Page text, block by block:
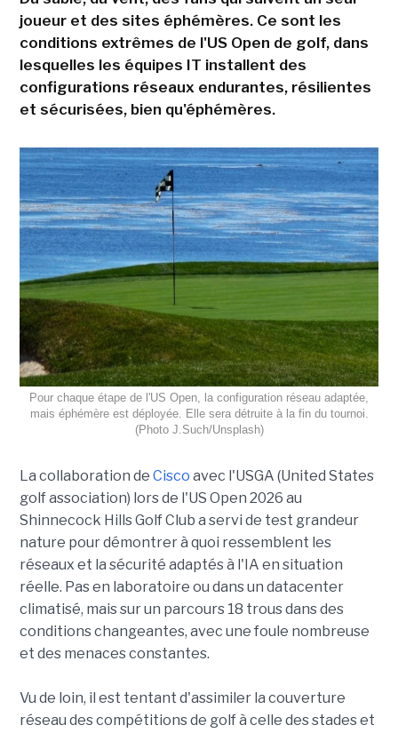
joueur et des sites éphémères. Ce sont les
conditions extrêmes de l'US Open de golf, dans
lesquelles les équipes IT installent des
configurations réseaux endurantes, résilientes
et sécurisées, bien qu'éphémères.
Pour chaque étape de l'US Open, la configuration réseau adaptée,
mais éphémère est déployée. Elle sera détruite à la fin du tournoi.
(Photo J.Such/Unsplash)
La collaboration de Cisco avec l'USGA (United States
golf association) lors de l'US Open 2026 au
Shinnecock Hills Golf Club a servi de test grandeur
nature pour démontrer à quoi ressemblent les
réseaux et la sécurité adaptés à l'IA en situation
réelle. Pas en laboratoire ou dans un datacenter
climatisé, mais sur un parcours 18 trous dans des
conditions changeantes, avec une foule nombreuse
et des menaces constantes.
Vu de loin, il est tentant d'assimiler la couverture
réseau des compétitions de golf à celle des stades et